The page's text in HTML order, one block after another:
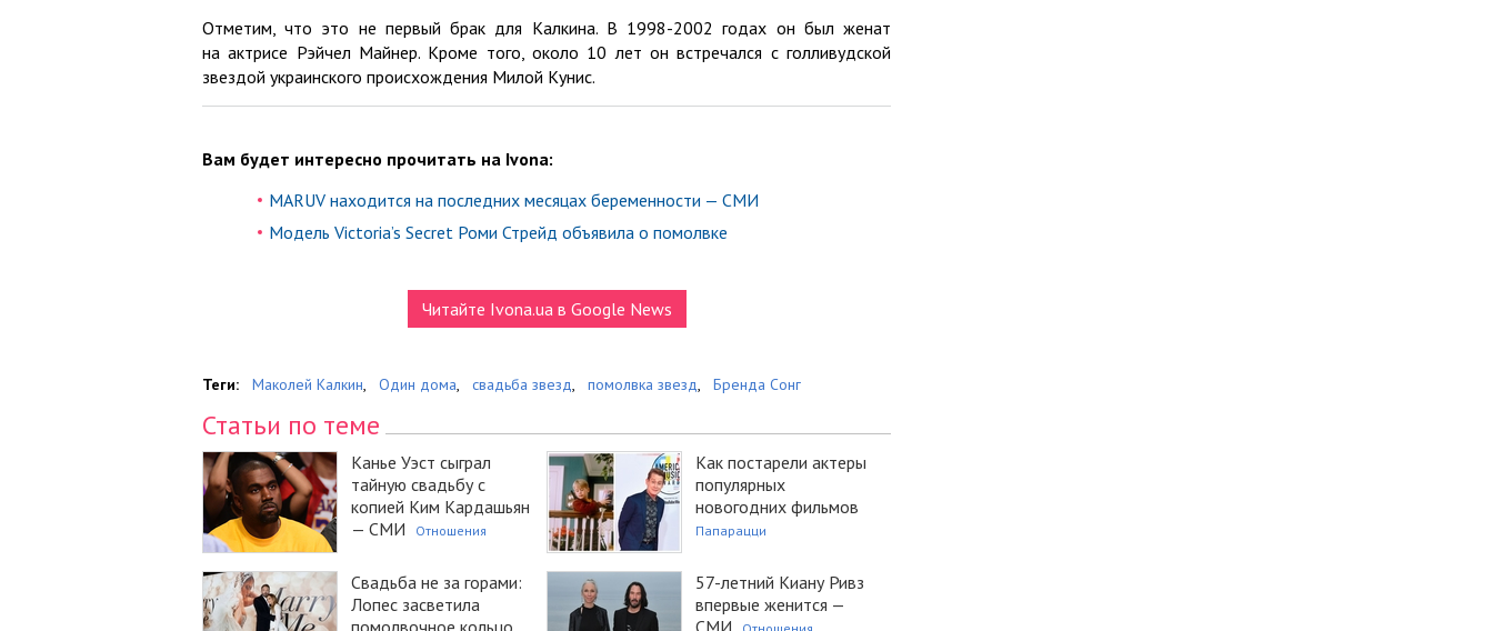
Отметим, что это не первый брак для Калкина. В 1998-2002 годах он был женат
на актрисе Рэйчел Майнер. Кроме того, около 10 лет он встречался с голливудской
звездой украинского происхождения Милой Кунис.
Вам будет интересно прочитать на Ivona:
MARUV находится на последних месяцах беременности — СМИ
Модель Victoria’s Secret Роми Стрейд объявила о помолвке
Читайте Ivona.ua в Google News
Теги: Маколей Калкин, Один дома, свадьба звезд, помолвка звезд, Бренда Сонг
Статьи по теме
Канье Уэст сыграл
тайную свадьбу с
копией Ким Кардашьян
— СМИ
Отношения
Как постарели актеры
популярных
новогодних фильмов
Папарацци
Свадьба не за горами:
Лопес засветила
57-летний Киану Ривз
впервые женится —